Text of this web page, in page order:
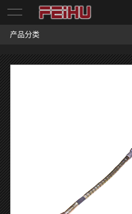
产品分类
首页
关于我们